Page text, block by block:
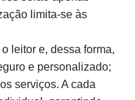
limita-se às
leitor e, dessa forma,
e personalizado;
serviços. A cada